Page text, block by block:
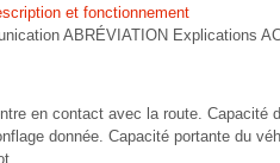
et fonctionnement
ABRÉVIATION Explications
en contact avec la route. Capacité
donnée. Capacité portante du
...